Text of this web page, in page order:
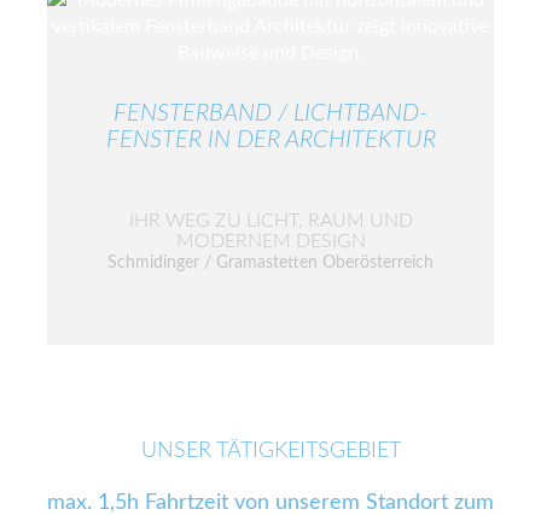
FENSTERBAND / LICHTBAND-
FENSTER IN DER ARCHITEKTUR
IHR WEG ZU LICHT, RAUM UND
MODERNEM DESIGN
Schmidinger / Gramastetten Oberösterreich
UNSER TÄTIGKEITSGEBIET
max. 1,5h Fahrtzeit von unserem Standort zum